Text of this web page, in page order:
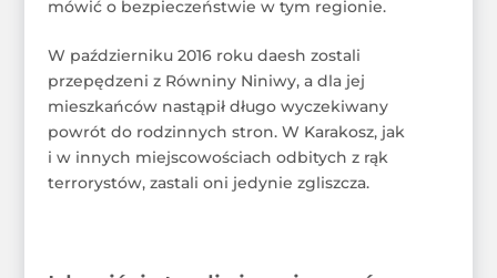
mówić o bezpieczeństwie w tym regionie.
W październiku 2016 roku daesh zostali
przepędzeni z Równiny Niniwy, a dla jej
mieszkańców nastąpił długo wyczekiwany
powrót do rodzinnych stron. W Karakosz, jak
i w innych miejscowościach odbitych z rąk
terrorystów, zastali oni jedynie zgliszcza.